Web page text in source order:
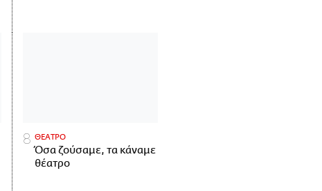
ΘΕΑΤΡΟ
Όσα ζούσαμε, τα κάναμε
θέατρο